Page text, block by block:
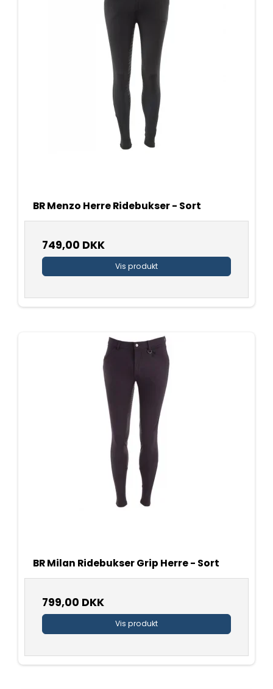
BR Menzo Herre Ridebukser - Sort
749,00 DKK
Vis produkt
BR Milan Ridebukser Grip Herre - Sort
799,00 DKK
Vis produkt